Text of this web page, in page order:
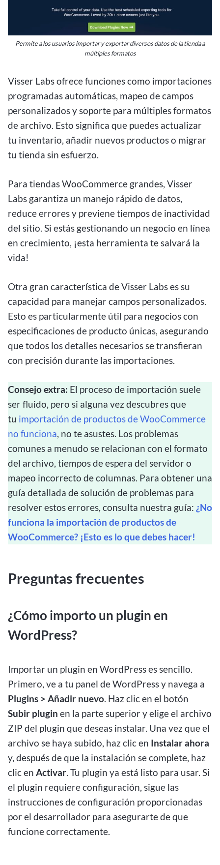
Permite a los usuarios importar y exportar diversos datos de la tienda a
múltiples formatos
Visser Labs ofrece funciones como importaciones
programadas automáticas, mapeo de campos
personalizados y soporte para múltiples formatos
de archivo. Esto significa que puedes actualizar
tu inventario, añadir nuevos productos o migrar
tu tienda sin esfuerzo.
Para tiendas WooCommerce grandes, Visser
Labs garantiza un manejo rápido de datos,
reduce errores y previene tiempos de inactividad
del sitio. Si estás gestionando un negocio en línea
en crecimiento, ¡esta herramienta te salvará la
vida!
Otra gran característica de Visser Labs es su
capacidad para manejar campos personalizados.
Esto es particularmente útil para negocios con
especificaciones de producto únicas, asegurando
que todos los detalles necesarios se transfieran
con precisión durante las importaciones.
Consejo extra: El proceso de importación suele
ser fluido, pero si alguna vez descubres que
tu importación de productos de WooCommerce
no funciona, no te asustes. Los problemas
comunes a menudo se relacionan con el formato
del archivo, tiempos de espera del servidor o
mapeo incorrecto de columnas. Para obtener una
guía detallada de solución de problemas para
resolver estos errores, consulta nuestra guía: ¿No
funciona la importación de productos de
WooCommerce? ¡Esto es lo que debes hacer!
Preguntas frecuentes
¿Cómo importo un plugin en
WordPress?
Importar un plugin en WordPress es sencillo.
Primero, ve a tu panel de WordPress y navega a
Plugins > Añadir nuevo. Haz clic en el botón
Subir plugin en la parte superior y elige el archivo
ZIP del plugin que deseas instalar. Una vez que el
archivo se haya subido, haz clic en Instalar ahora
y, después de que la instalación se complete, haz
clic en Activar. Tu plugin ya está listo para usar. Si
el plugin requiere configuración, sigue las
instrucciones de configuración proporcionadas
por el desarrollador para asegurarte de que
funcione correctamente.